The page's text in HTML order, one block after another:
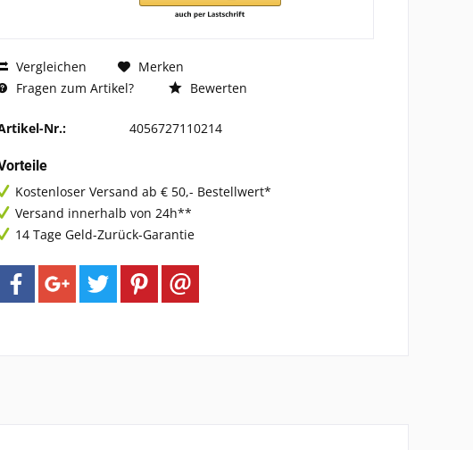
Vergleichen
Merken
Fragen zum Artikel?
Bewerten
Nr.: 4056727110214
Kostenloser Versand ab € 50,- Bestellwert*
Versand innerhalb von 24h**
14 Tage Geld-Zurück-Garantie